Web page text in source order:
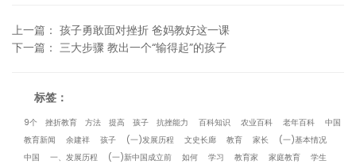
上一篇 ： 孩子勇敢面对挫折 爸妈教好这一课
下一篇 ： 三大步骤 教出一个“输得起”的孩子
标签：
9个 挫折教育 方法 提高 孩子 抗挫能力 百科知识 农业百科 老年百科
中国
教育新闻
余建祥 孩子 (一)发展历程 文史长廊 教育 家长
(一)基本情况
中国
一、发展历程 (一)新中国成立前 如何 学习 教育家 家庭教育
学生